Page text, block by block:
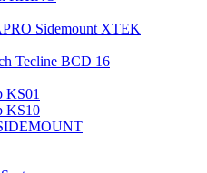
Sidemount XTEK
Tecline BCD 16
KS01
KS10